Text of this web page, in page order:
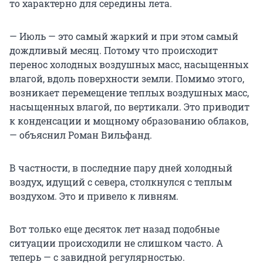
то характерно для середины лета.
— Июль — это самый жаркий и при этом самый
дождливый месяц. Потому что происходит
перенос холодных воздушных масс, насыщенных
влагой, вдоль поверхности земли. Помимо этого,
возникает перемещение теплых воздушных масс,
насыщенных влагой, по вертикали. Это приводит
к конденсации и мощному образованию облаков,
— объяснил Роман Вильфанд.
В частности, в последние пару дней холодный
воздух, идущий с севера, столкнулся с теплым
воздухом. Это и привело к ливням.
Вот только еще десяток лет назад подобные
ситуации происходили не слишком часто. А
теперь — с завидной регулярностью.